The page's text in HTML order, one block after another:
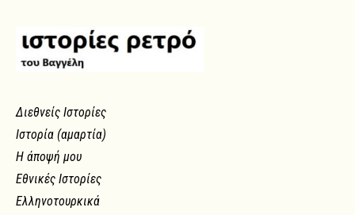
Διεθνείς Ιστορίες
Ιστορία (αμαρτία)
Η άποψή μου
Εθνικές Ιστορίες
Ελληνοτουρκικά